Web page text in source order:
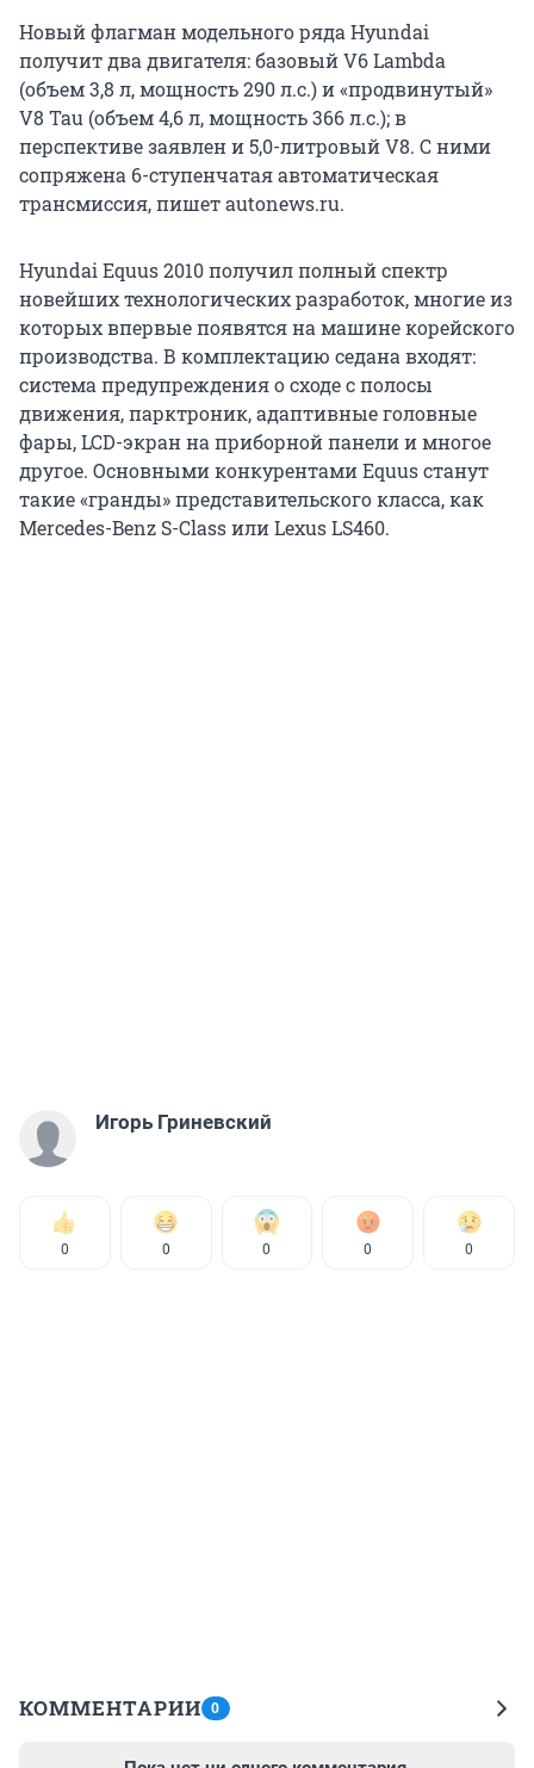
Новый флагман модельного ряда Hyundai
получит два двигателя: базовый V6 Lambda
(объем 3,8 л, мощность 290 л.с.) и «продвинутый»
V8 Tau (объем 4,6 л, мощность 366 л.с.); в
перспективе заявлен и 5,0-литровый V8. С ними
сопряжена 6-ступенчатая автоматическая
трансмиссия, пишет autonews.ru.
Hyundai Equus 2010 получил полный спектр
новейших технологических разработок, многие из
которых впервые появятся на машине корейского
производства. В комплектацию седана входят:
система предупреждения о сходе с полосы
движения, парктроник, адаптивные головные
фары, LCD-экран на приборной панели и многое
другое. Основными конкурентами Equus станут
такие «гранды» представительского класса, как
Mercedes-Benz S-Class или Lexus LS460.
Игорь Гриневский
0 0 0 0 0
КОММЕНТАРИИ 0